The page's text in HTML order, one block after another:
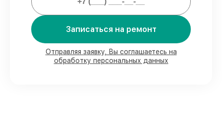
починок завершаем в присутствии
заказчика
90%
остальное доставляем быстро
Подлинные запчасти и надёжные
Записаться на ремонт
Отправляя заявку, Вы соглашаетесь на
обработку персональных данных